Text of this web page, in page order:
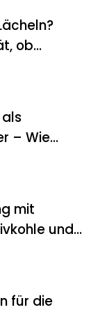
ob
– Wie
mit
und
für die